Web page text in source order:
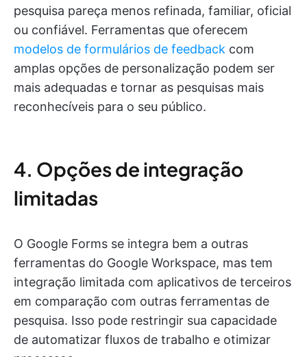
pesquisa pareça menos refinada, familiar, oficial
ou confiável. Ferramentas que oferecem
modelos de formulários de feedback com
amplas opções de personalização podem ser
mais adequadas e tornar as pesquisas mais
reconhecíveis para o seu público.
4. Opções de integração
limitadas
O Google Forms se integra bem a outras
ferramentas do Google Workspace, mas tem
integração limitada com aplicativos de terceiros
em comparação com outras ferramentas de
pesquisa. Isso pode restringir sua capacidade
de automatizar fluxos de trabalho e otimizar